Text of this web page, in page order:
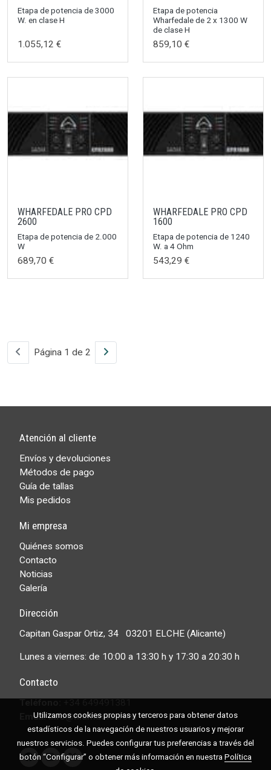
Etapa de potencia de 3000
W. en clase H
1.055,12 €
Etapa de potencia
Wharfedale de 2 x 1300 W
de clase H
859,10 €
WHARFEDALE PRO CPD
2600
Etapa de potencia de 2.000
W
689,70 €
WHARFEDALE PRO CPD
1600
Etapa de potencia de 1240
W. a 4 Ohm
543,29 €
Página 1 de 2
Atención al cliente
Envíos y devoluciones
Métodos de pago
Guía de tallas
Mis pedidos
Mi empresa
Quiénes somos
Contacto
Noticias
Galería
Dirección
Capitan Gaspar Ortiz, 34 03201 ELCHE (Alicante)
Lunes a viernes: de 10:00 a 13:30 h y 17:30 a 20:30 h
Contacto
Email: info@filamusic.com
Utilizamos cookies propias y terceros para obtener datos
estadísticos de la navegación de nuestros usuarios y mejorar
nuestros servicios. Puedes configurar tus preferencias a través del
botón “Configurar” o obtener más información en nuestra Política